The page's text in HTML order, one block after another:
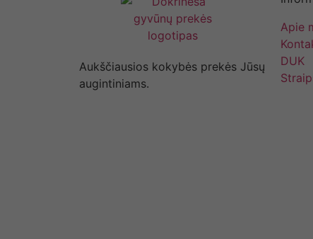
Aukščiausios kokybės prekės Jūsų
augintiniams.
Apie
DUK